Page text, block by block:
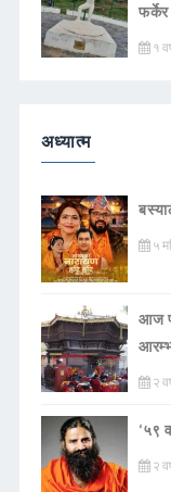
१
अध्यात्म
५
आज
२
‘५९
२